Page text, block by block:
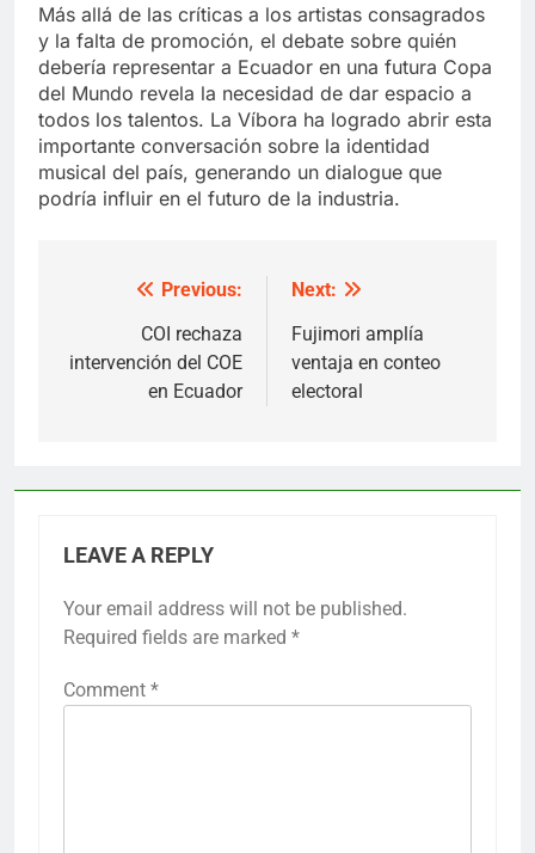
Más allá de las críticas a los artistas consagrados
y la falta de promoción, el debate sobre quién
debería representar a Ecuador en una futura Copa
del Mundo revela la necesidad de dar espacio a
todos los talentos. La Víbora ha logrado abrir esta
importante conversación sobre la identidad
musical del país, generando un dialogue que
podría influir en el futuro de la industria.
navigation
Previous:
COI rechaza
intervención del COE
en Ecuador
Next:
Fujimori amplía
ventaja en conteo
electoral
LEAVE A REPLY
Your email address will not be published.
Required fields are marked *
Comment *